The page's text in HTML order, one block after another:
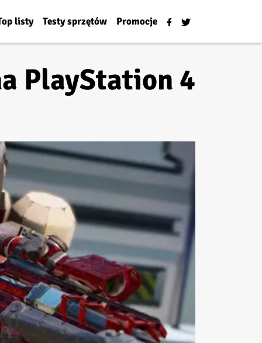
listy Testy sprzętów Promocje
PlayStation 4